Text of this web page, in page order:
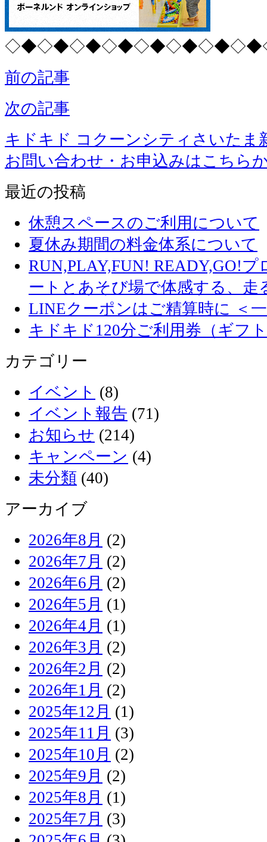
前の記事
次の記事
キドキド コクーンシティさいたま
お問い合わせ・お申込みはこちら
最近の投稿
休憩スペースのご利用について
夏休み期間の料金体系について
RUN,PLAY,FUN! READY,GO!
ートとあそび場で体感する、走
LINEクーポンはご精算時に ＜
キドキド120分ご利用券（ギフ
カテゴリー
イベント (8)
イベント報告 (71)
お知らせ (214)
キャンペーン (4)
未分類 (40)
アーカイブ
2026年8月 (2)
2026年7月 (2)
2026年6月 (2)
2026年5月 (1)
2026年4月 (1)
2026年3月 (2)
2026年2月 (2)
2026年1月 (2)
2025年12月 (1)
2025年11月 (3)
2025年10月 (2)
2025年9月 (2)
2025年8月 (1)
2025年7月 (3)